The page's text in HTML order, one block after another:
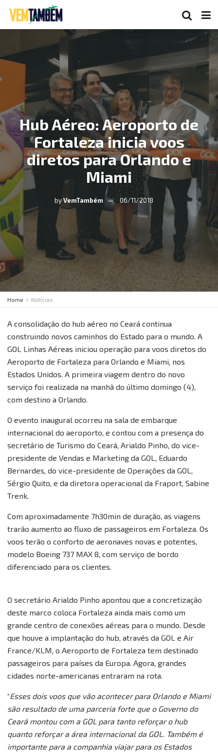
Hub Aéreo: Aeroporto de
Fortaleza inicia voos
diretos para Orlando e
Miami
by VemTambém 06/11/2018
Home Notícias
A consolidação do hub aéreo no Ceará continua
construindo novos caminhos do Estado para o mundo. A
GOL Linhas Aéreas iniciou operação para voos diretos do
Aeroporto de Fortaleza para Orlando e Miami, nos
Estados Unidos. A primeira viagem dentro do novo
serviço foi realizada na manhã do último domingo (4),
com destino a Orlando.
O evento inaugural ocorreu na sala de embarque
internacional do aeroporto, e contou com a presença do
secretário de Turismo do Ceará, Arialdo Pinho, do vice-
presidente de Vendas e Marketing da GOL, Eduardo
Bernardes, do vice-presidente de Operações da GOL,
Sérgio Quito, e da diretora operacional da Fraport, Sabine
Trenk.
Com aproximadamente 7h30min de duração, as viagens
trarão aumento ao fluxo de passageiros em Fortaleza. Os
voos terão o conforto de aeronaves novas e potentes,
modelo Boeing 737 MAX 8, com serviço de bordo
diferenciado para os clientes.
O secretário Arialdo Pinho apontou que a concretização
deste marco coloca Fortaleza ainda mais como um
grande centro de conexões aéreas para o mundo. Desde
que houve a implantação do hub, através da GOL e Air
France/KLM, o Aeroporto de Fortaleza tem destinado
passageiros para países da Europa. Agora, grandes
cidades norte-americanas entraram na rota.
“Esses dois voos que vão acontecer para Orlando e Miami
são resultado de uma parceria forte que o Governo do
Ceará montou com a GOL para tanto reforçar o hub
quanto reforçar a área internacional da GOL. Também é
importante para a companhia viajar para os Estados